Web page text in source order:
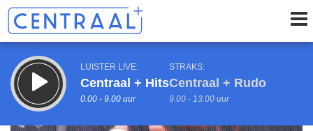
LUISTER LIVE:
Centraal + Hits
0.00 - 9.00 uur
STRAKS:
Centraal + Rudo
9.00 - 13.00 uur